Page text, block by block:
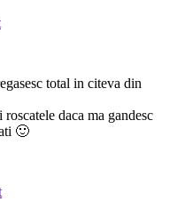
total in citeva din
daca ma gandesc
🙂